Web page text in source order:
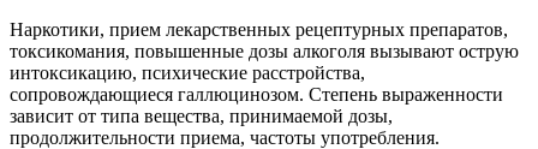
Наркотики, прием лекарственных рецептурных препаратов,
токсикомания, повышенные дозы алкоголя вызывают острую
интоксикацию, психические расстройства,
сопровождающиеся галлюцинозом. Степень выраженности
зависит от типа вещества, принимаемой дозы,
продолжительности приема, частоты употребления.